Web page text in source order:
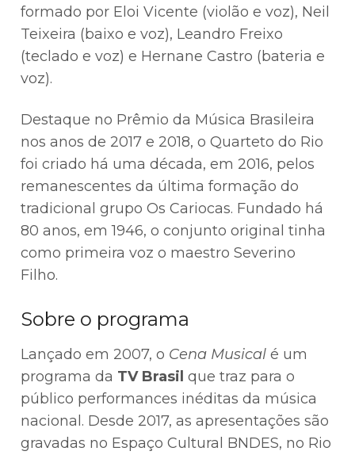
formado por Eloi Vicente (violão e voz), Neil
Teixeira (baixo e voz), Leandro Freixo
(teclado e voz) e Hernane Castro (bateria e
voz).
Destaque no Prêmio da Música Brasileira
nos anos de 2017 e 2018, o Quarteto do Rio
foi criado há uma década, em 2016, pelos
remanescentes da última formação do
tradicional grupo Os Cariocas. Fundado há
80 anos, em 1946, o conjunto original tinha
como primeira voz o maestro Severino
Filho.
Sobre o programa
Lançado em 2007, o Cena Musical é um
programa da TV Brasil que traz para o
público performances inéditas da música
nacional. Desde 2017, as apresentações são
gravadas no Espaço Cultural BNDES, no Rio